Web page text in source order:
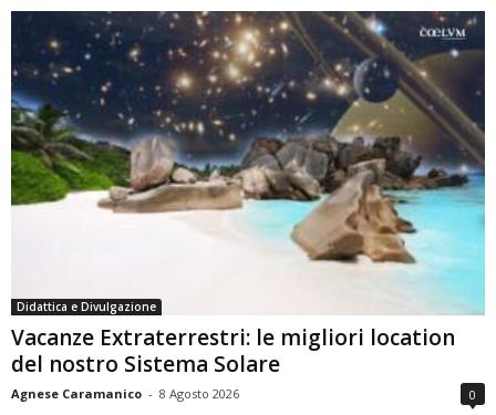
Didattica e Divulgazione
Vacanze Extraterrestri: le migliori location
del nostro Sistema Solare
Agnese Caramanico - 8 Agosto 2026 0